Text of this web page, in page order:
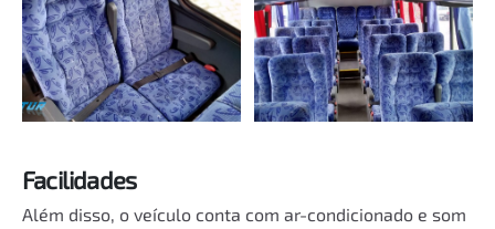
Facilidades
Além disso, o veículo conta com ar-condicionado e som